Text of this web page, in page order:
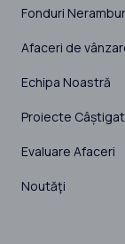
Fonduri
Afaceri de
Echipa Noastră
Proiecte
Evaluare Afaceri
Noutăţi